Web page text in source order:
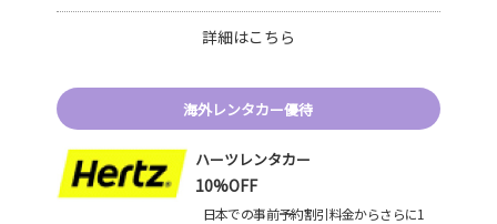
詳細はこちら
海外レンタカー優待
ハーツレンタカー
10%OFF
日本での事前予約割引料金からさらに1